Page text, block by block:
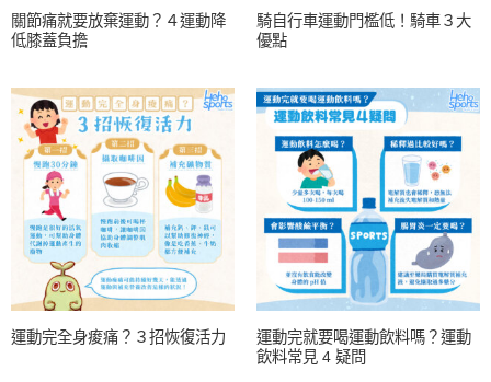
關節痛就要放棄運動？４運動降
低膝蓋負擔
騎自行車運動門檻低！騎車３大
優點
運動完全身痠痛？３招恢復活力
運動完就要喝運動飲料嗎？運動
飲料常見 4 疑問